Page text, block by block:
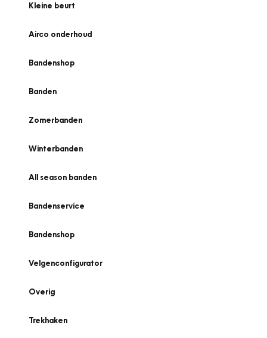
Kleine beurt
Airco onderhoud
Bandenshop
Banden
Zomerbanden
Winterbanden
All season banden
Bandenservice
Bandenshop
Velgenconfigurator
Overig
Trekhaken